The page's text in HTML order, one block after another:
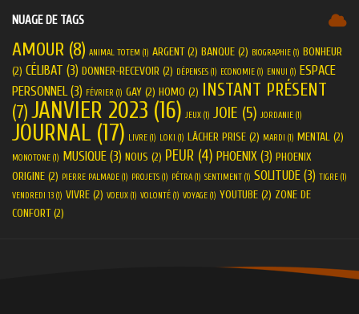
NUAGE DE TAGS
AMOUR (8) ANIMAL TOTEM (1) ARGENT(2) BANQUE (2) BIOGRAPHIE (1) BONHEUR
(2) CÉLIBAT (3) DONNER-RECEVOIR (2) DÉPENSES (1) ECONOMIE (1) ENNUI (1) ESPACE
PERSONNEL(3) FÉVRIER (1) GAY (2) HOMO (2) INSTANT PRÉSENT
(7)JANVIER 2023 (16) JEUX (1) JOIE (5) JORDANIE (1)
JOURNAL (17) LIVRE (1) LOKI (1) LÂCHER PRISE (2) MARDI (1) MENTAL (2)
MONOTONE (1) MUSIQUE (3) NOUS (2) PEUR (4) PHOENIX (3) PHOENIX
ORIGINE (2) PIERRE PALMADE (1) PROJETS (1) PÉTRA (1) SENTIMENT (1) SOLITUDE (3) TIGRE (1)
VENDREDI 13 (1) VIVRE (2) VOEUX (1) VOLONTÉ (1) VOYAGE (1) YOUTUBE (2) ZONE DE
CONFORT(2)